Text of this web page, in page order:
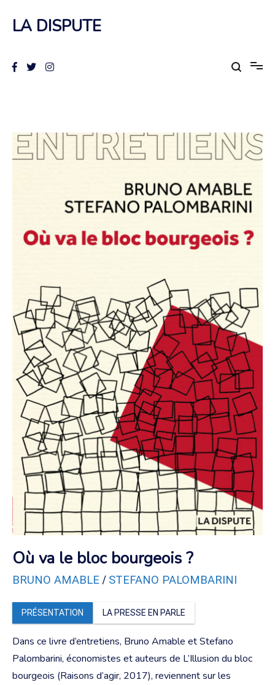
contenu
LA DISPUTE
Où va le bloc bourgeois ?
BRUNO AMABLE / STEFANO PALOMBARINI
PRÉSENTATION LA PRESSE EN PARLE
Dans ce livre d’entretiens, Bruno Amable et Stefano
Palombarini, économistes et auteurs de L’Illusion du bloc
bourgeois (Raisons d’agir, 2017), reviennent sur les